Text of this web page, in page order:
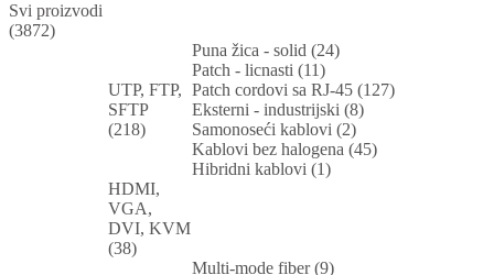
Svi proizvodi
(3872)
UTP, FTP,
SFTP
(218)
Puna žica - solid (24)
Patch - licnasti (11)
Patch cordovi sa RJ-45 (127)
Eksterni - industrijski (8)
Samonoseći kablovi (2)
Kablovi bez halogena (45)
Hibridni kablovi (1)
HDMI,
VGA,
DVI, KVM
(38)
Multi-mode fiber (9)